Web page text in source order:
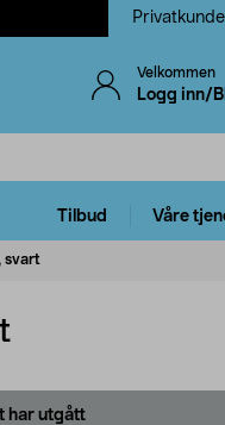
Privatkunde
Velkommen
Logg inn/
Tilbud Våre
svart
har utgått